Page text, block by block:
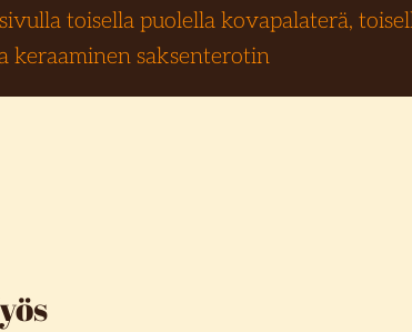
toisella puolella kovapalaterä,
keraaminen saksenterotin